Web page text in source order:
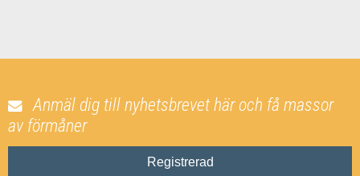
Anmäl dig till nyhetsbrevet här och få massor
av förmåner
Registrerad